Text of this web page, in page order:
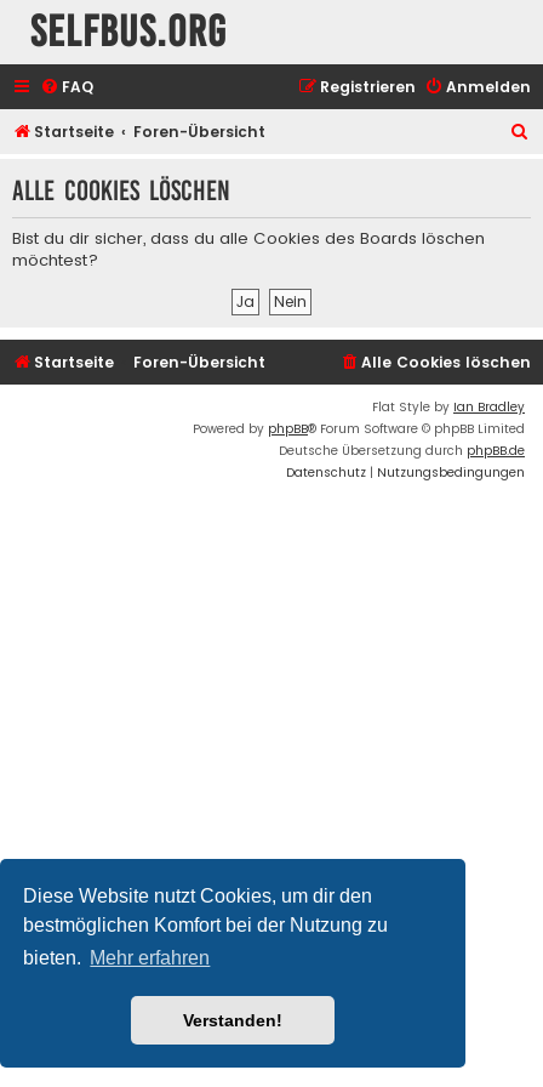
Diese Website nutzt Cookies, um dir den
bestmöglichen Komfort bei der Nutzung zu
bieten. Mehr erfahren
Verstanden!
selfbus.org
FAQ Anmelden
Registrieren
Startseite Foren-Übersicht
h
Alle Cookies löschen
Bist du dir sicher, dass du alle Cookies des Boards löschen
möchtest?
Startseite Foren-Übersicht Alle Cookies löschen
Flat Style by Ian Bradley
Powered by phpBB® Forum Software © phpBB Limited
Deutsche Übersetzung durch phpBB.de
Datenschutz | Nutzungsbedingungen